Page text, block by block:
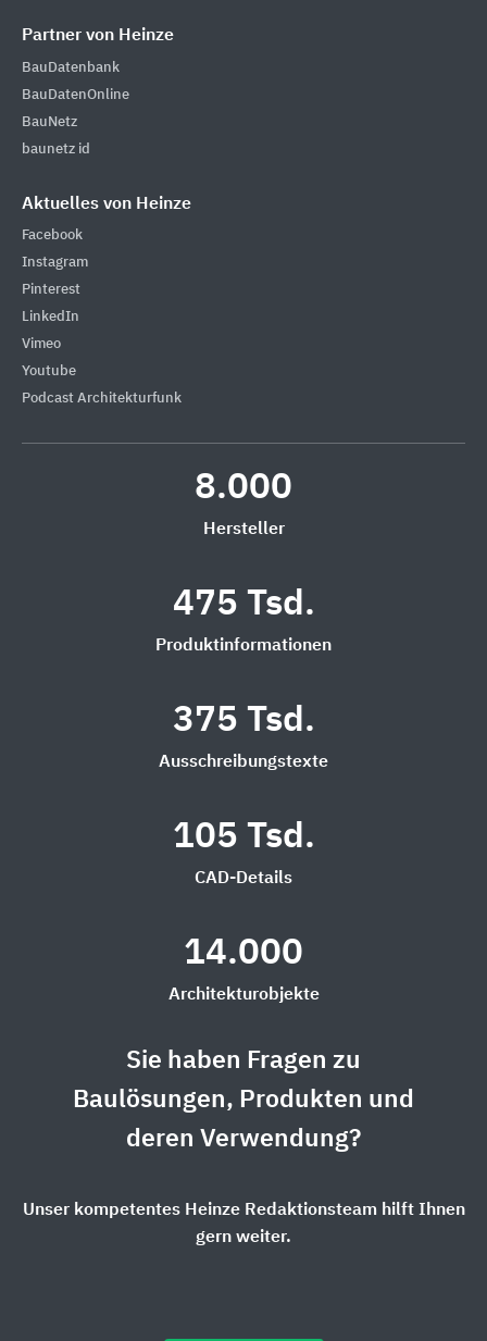
Partner von Heinze
BauDatenbank
BauDatenOnline
BauNetz
baunetz id
Aktuelles von Heinze
Facebook
Instagram
Pinterest
LinkedIn
Vimeo
Youtube
Podcast Architekturfunk
8.000
Hersteller
475 Tsd.
Produktinformationen
375 Tsd.
Ausschreibungstexte
105 Tsd.
CAD-Details
14.000
Architekturobjekte
Sie haben Fragen zu
Baulösungen, Produkten und
deren Verwendung?
Unser kompetentes Heinze Redaktionsteam hilft Ihnen
gern weiter.